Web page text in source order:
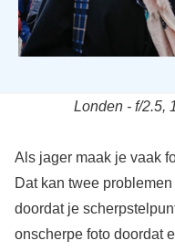
Londen - f/2.5,
Als jager maak je vaak
Dat kan twee
doordat je
onscherpe foto doordat